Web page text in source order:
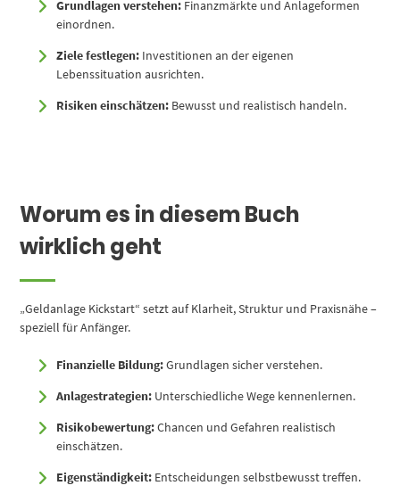
Grundlagen verstehen: Finanzmärkte und Anlageformen
einordnen.
Ziele festlegen: Investitionen an der eigenen
Lebenssituation ausrichten.
Risiken einschätzen: Bewusst und realistisch handeln.
Worum es in diesem Buch
wirklich geht
„Geldanlage Kickstart“ setzt auf Klarheit, Struktur und Praxisnähe –
speziell für Anfänger.
Finanzielle Bildung:Grundlagen sicher verstehen.
Anlagestrategien: Unterschiedliche Wege kennenlernen.
Risikobewertung:Chancen und Gefahren realistisch
einschätzen.
Eigenständigkeit: Entscheidungen selbstbewusst treffen.